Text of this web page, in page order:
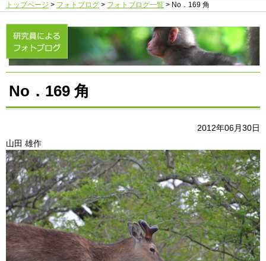
トップページ > フォトブログ > フォトブログ一覧 > No．169 角
No．169 角
2012年06月30日
山田 雄作